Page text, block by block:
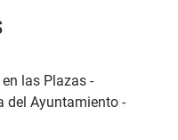
las Plazas -
del Ayuntamiento -